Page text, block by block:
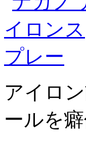
アイロ
ールを癖